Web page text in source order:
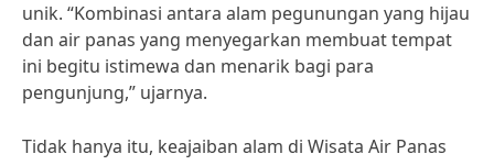
unik. “Kombinasi antara alam pegunungan yang hijau
dan air panas yang menyegarkan membuat tempat
ini begitu istimewa dan menarik bagi para
pengunjung,” ujarnya.
Tidak hanya itu, keajaiban alam di Wisata Air Panas